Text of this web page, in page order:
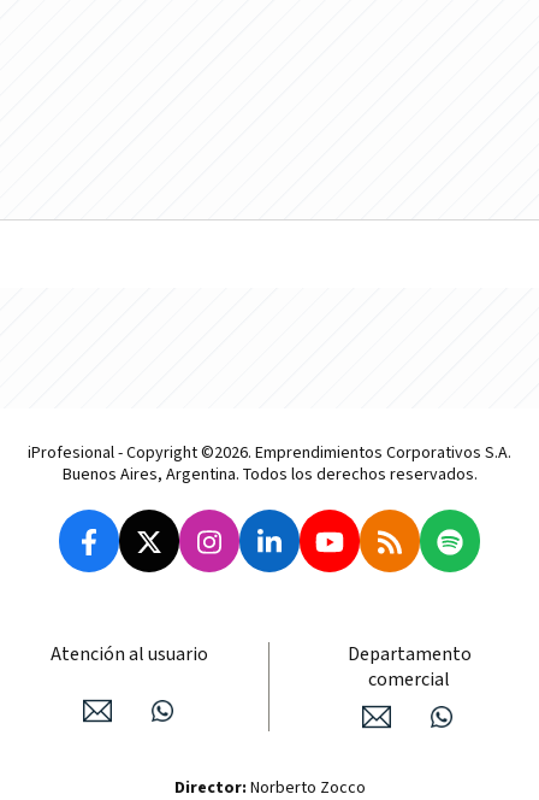
iProfesional - Copyright ©2026. Emprendimientos Corporativos S.A.
Buenos Aires, Argentina. Todos los derechos reservados.
Atención al usuario
Departamento
comercial
Director: Norberto Zocco